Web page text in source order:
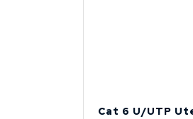
Cat 6 U/UTP